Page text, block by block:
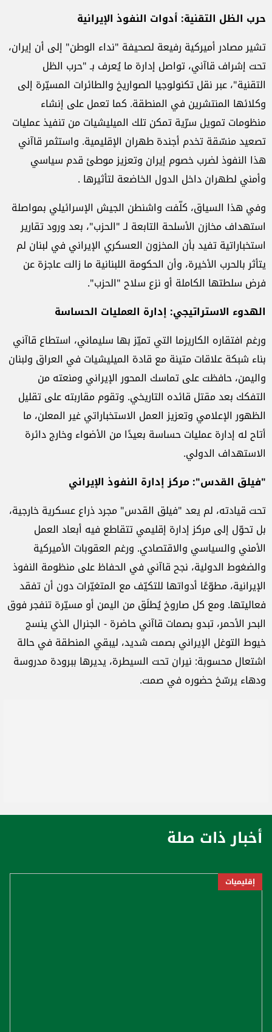
حرب الظل التقنية: أدوات النفوذ الإيرانية
تشير مصادر أميركية رفيعة لصحيفة "نداء الوطن" إلى أن إيران،
تحت إشراف قاآني، تواصل إدارة ما يُعرف بـ "حرب الظل
التقنية"، عبر نقل تكنولوجيا الصواريخ والطائرات المسيّرة إلى
وكلائها المنتشرين في المنطقة. كما تعمل على إنشاء
منظومات تمويل سرّية تمكن تلك الميليشيات من تنفيذ عمليات
تصعيد منسّقة تخدم أجندة طهران الإقليمية. واستثمر قاآني
هذا النفوذ لضرب خصوم إيران وتعزيز موطئ قدم سياسي
وأمني لطهران داخل الدول الخاضعة لتأثيرها .
وفي هذا السياق، كلّفت واشنطن الجيش الإسرائيلي بمواصلة
استهداف مخازن الأسلحة التابعة لـ "الحزب"، بعد ورود تقارير
استخباراتية تفيد بأن المخزون العسكري الإيراني في لبنان لم
يتأثر بالحرب الأخيرة، وأن الحكومة اللبنانية ما زالت عاجزة عن
فرض سلطتها الكاملة أو نزع سلاح "الحزب".
الهدوء الاستراتيجي: إدارة العمليات الحساسة
ورغم افتقاره الكاريزما التي تميّز بها سليماني، استطاع قاآني
بناء شبكة علاقات متينة مع قادة الميليشيات في العراق ولبنان
واليمن، حافظت على تماسك المحور الإيراني ومنعته من
التفكك بعد مقتل قائده التاريخي. وتقوم مقاربته على تقليل
الظهور الإعلامي وتعزيز العمل الاستخباراتي غير المعلن، ما
أتاح له إدارة عمليات حساسة بعيدًا من الأضواء وخارج دائرة
الاستهداف الدولي.
"فيلق القدس": مركز إدارة النفوذ الإيراني
تحت قيادته، لم يعد "فيلق القدس" مجرد ذراع عسكرية خارجية،
بل تحوّل إلى مركز إدارة إقليمي تتقاطع فيه أبعاد العمل
الأمني والسياسي والاقتصادي. ورغم العقوبات الأميركية
والضغوط الدولية، نجح قاآني في الحفاظ على منظومة النفوذ
الإيرانية، مطوّعًا أدواتها للتكيّف مع المتغيّرات دون أن تفقد
فعاليتها. ومع كل صاروخ يُطلَق من اليمن أو مسيّرة تنفجر فوق
البحر الأحمر، تبدو بصمات قاآني حاضرة - الجنرال الذي ينسج
خيوط التوغل الإيراني بصمت شديد، ليبقي المنطقة في حالة
اشتعال محسوبة: نيران تحت السيطرة، يديرها ببرودة مدروسة
ودهاء يرسّخ حضوره في صمت.
أخبار ذات صلة
إقليميات